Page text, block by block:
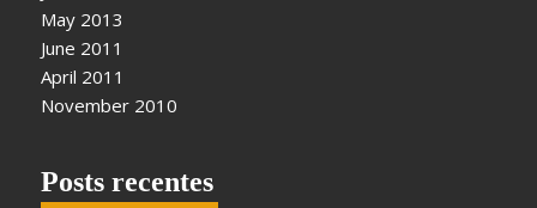
May 2013
June 2011
April 2011
November 2010
Posts recentes